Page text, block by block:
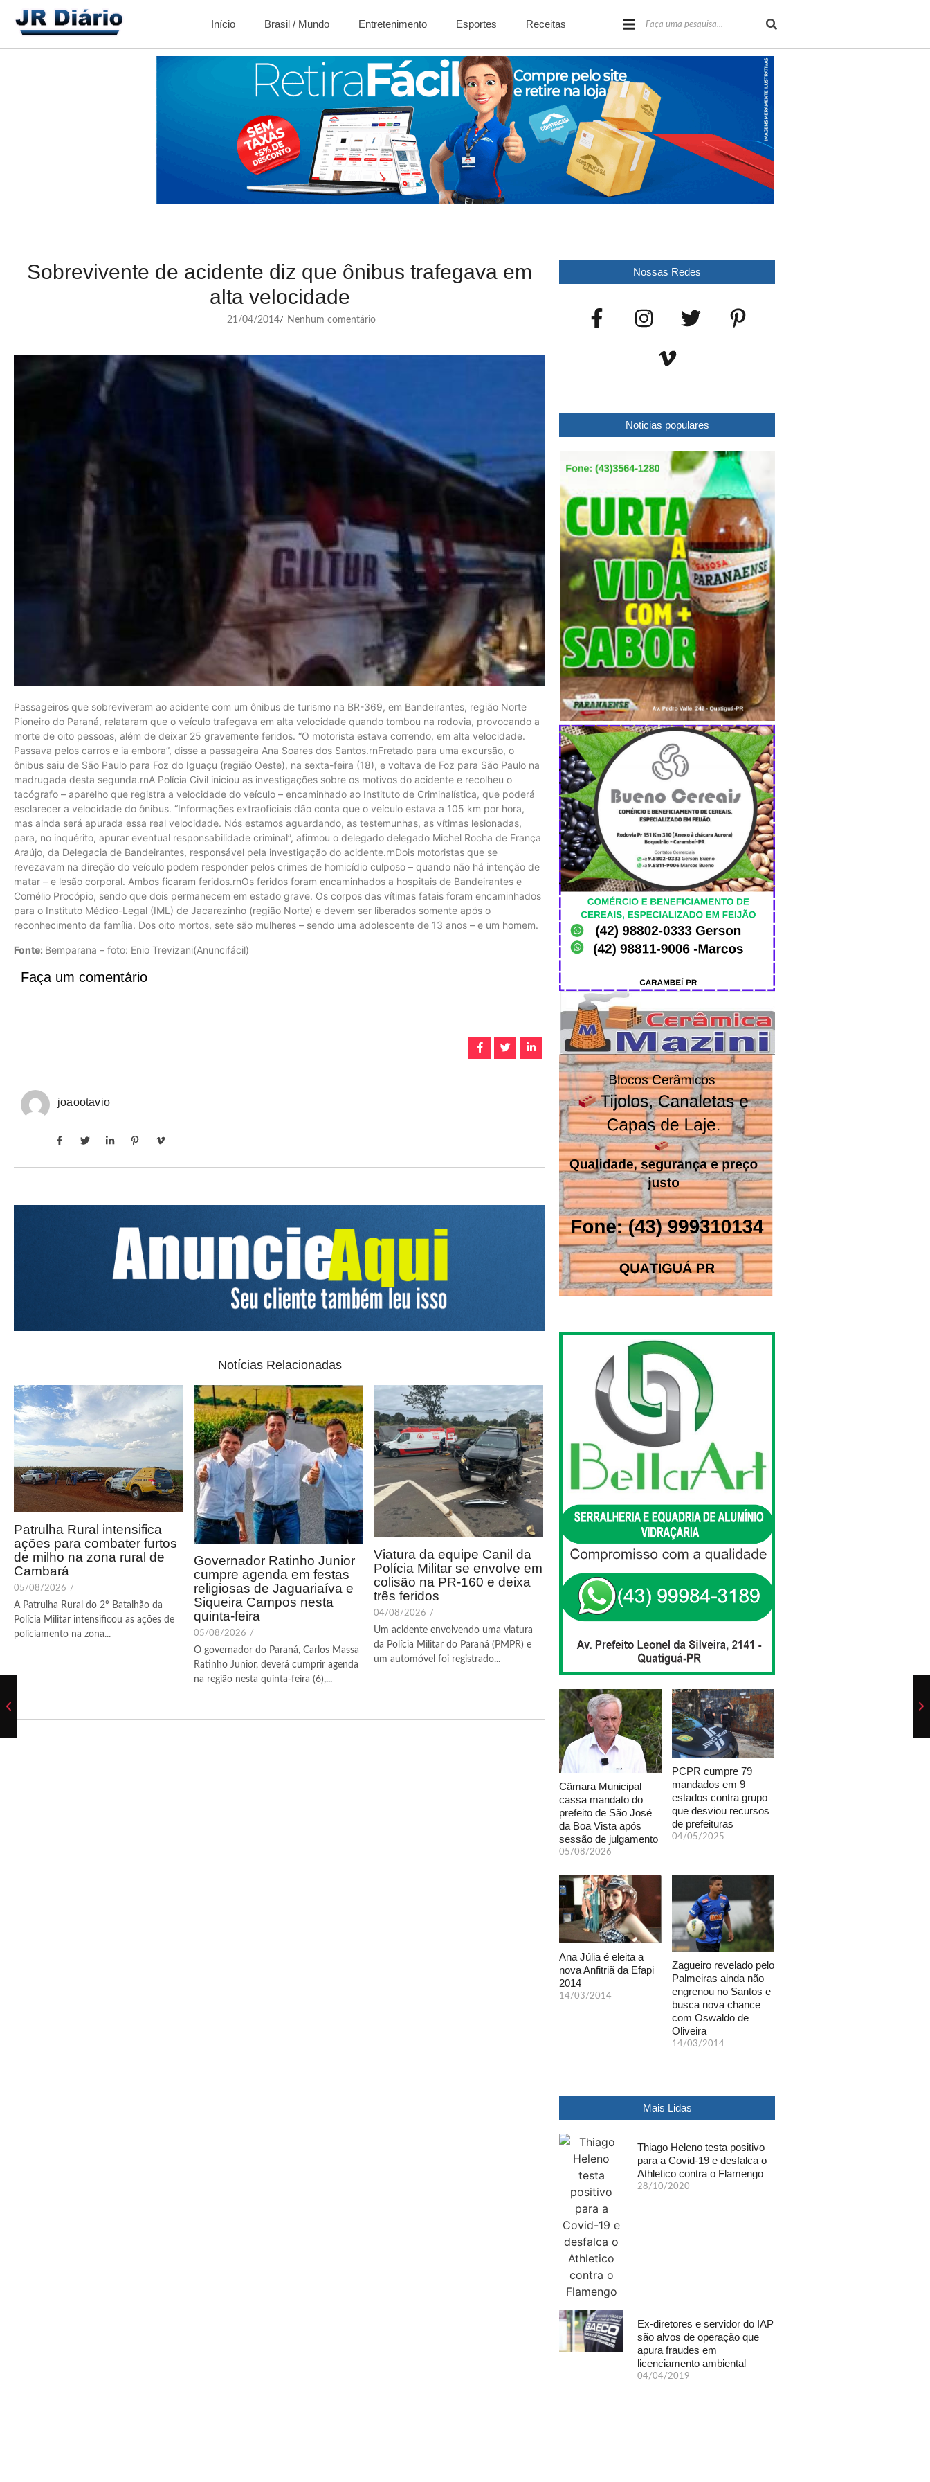
Início Brasil / Mundo Entretenimento Esportes Receitas
Sobrevivente de acidente diz que ônibus trafegava em
alta velocidade
21/04/2014/ Nenhum comentário
Passageiros que sobreviveram ao acidente com um ônibus de turismo na BR-369, em Bandeirantes, região Norte
Pioneiro do Paraná, relataram que o veículo trafegava em alta velocidade quando tombou na rodovia, provocando a
morte de oito pessoas, além de deixar 25 gravemente feridos. “O motorista estava correndo, em alta velocidade.
Passava pelos carros e ia embora”, disse a passageira Ana Soares dos Santos.rnFretado para uma excursão, o
ônibus saiu de São Paulo para Foz do Iguaçu (região Oeste), na sexta-feira (18), e voltava de Foz para São Paulo na
madrugada desta segunda.rnA Polícia Civil iniciou as investigações sobre os motivos do acidente e recolheu o
tacógrafo – aparelho que registra a velocidade do veículo – encaminhado ao Instituto de Criminalística, que poderá
esclarecer a velocidade do ônibus. “Informações extraoficiais dão conta que o veículo estava a 105 km por hora,
mas ainda será apurada essa real velocidade. Nós estamos aguardando, as testemunhas, as vítimas lesionadas,
para, no inquérito, apurar eventual responsabilidade criminal”, afirmou o delegado delegado Michel Rocha de França
Araújo, da Delegacia de Bandeirantes, responsável pela investigação do acidente.rnDois motoristas que se
revezavam na direção do veículo podem responder pelos crimes de homicídio culposo – quando não há intenção de
matar – e lesão corporal. Ambos ficaram feridos.rnOs feridos foram encaminhados a hospitais de Bandeirantes e
Cornélio Procópio, sendo que dois permanecem em estado grave. Os corpos das vítimas fatais foram encaminhados
para o Instituto Médico-Legal (IML) de Jacarezinho (região Norte) e devem ser liberados somente após o
reconhecimento da família. Dos oito mortos, sete são mulheres – sendo uma adolescente de 13 anos – e um homem.
Fonte: Bemparana – foto: Enio Trevizani(Anuncifácil)
Faça um comentário
joaootavio
Notícias Relacionadas
Patrulha Rural intensifica
ações para combater furtos
de milho na zona rural de
Cambará
05/08/2026 /
A Patrulha Rural do 2º Batalhão da
Polícia Militar intensificou as ações de
policiamento na zona...
Governador Ratinho Junior
cumpre agenda em festas
religiosas de Jaguariaíva e
Siqueira Campos nesta
quinta-feira
05/08/2026 /
O governador do Paraná, Carlos Massa
Ratinho Junior, deverá cumprir agenda
na região nesta quinta-feira (6),...
Viatura da equipe Canil da
Polícia Militar se envolve em
colisão na PR-160 e deixa
três feridos
04/08/2026 /
Um acidente envolvendo uma viatura
da Polícia Militar do Paraná (PMPR) e
um automóvel foi registrado...
Nossas Redes
Noticias populares
Câmara Municipal
cassa mandato do
prefeito de São José
da Boa Vista após
sessão de julgamento
05/08/2026
PCPR cumpre 79
mandados em 9
estados contra grupo
que desviou recursos
de prefeituras
04/05/2025
Ana Júlia é eleita a
nova Anfitriã da Efapi
2014
14/03/2014
Zagueiro revelado pelo
Palmeiras ainda não
engrenou no Santos e
busca nova chance
com Oswaldo de
Oliveira
14/03/2014
Mais Lidas
Thiago Heleno testa positivo
para a Covid-19 e desfalca o
Athletico contra o Flamengo
28/10/2020
Ex-diretores e servidor do IAP
são alvos de operação que
apura fraudes em
licenciamento ambiental
04/04/2019